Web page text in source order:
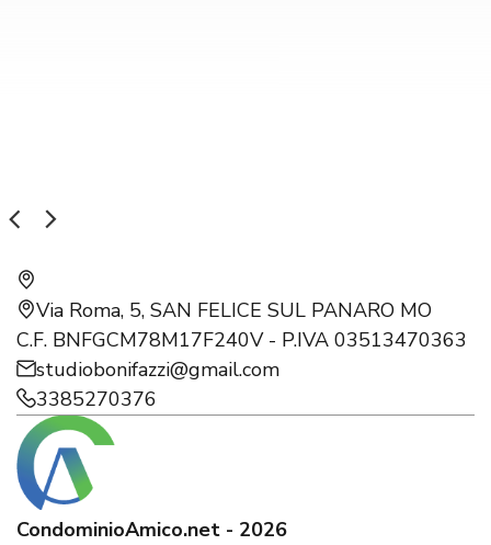
Via Roma, 5, SAN FELICE SUL PANARO MO
C.F. BNFGCM78M17F240V - P.IVA 03513470363
studiobonifazzi@gmail.com
3385270376
CondominioAmico.net - 2026